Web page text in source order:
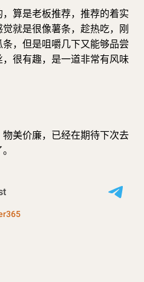
算是老板推荐，推荐的着实
就是很像薯条，趁热吃，刚
，但是咀嚼几下又能够品尝
很有趣，是一道非常有风味
美价廉，已经在期待下次去